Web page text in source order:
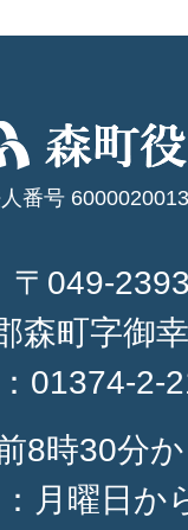
番号
〒049-
森町字御
01374-2-
8時30分
月曜日か